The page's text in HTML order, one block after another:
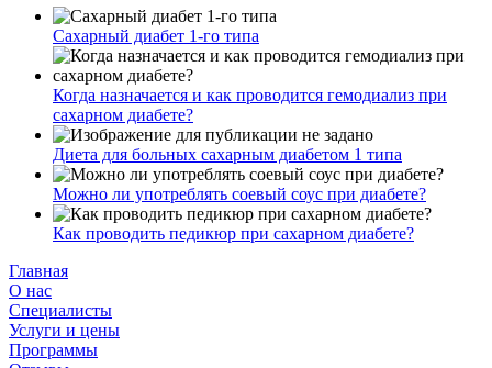
Сахарный диабет 1-го типа
Когда назначается и как проводится гемодиализ при
сахарном диабете?
Диета для больных сахарным диабетом 1 типа
Можно ли употреблять соевый соус при диабете?
Как проводить педикюр при сахарном диабете?
Главная
О нас
Cпециалисты
Услуги и цены
Программы